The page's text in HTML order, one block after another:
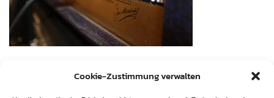
Cookie-Zustimmung verwalten